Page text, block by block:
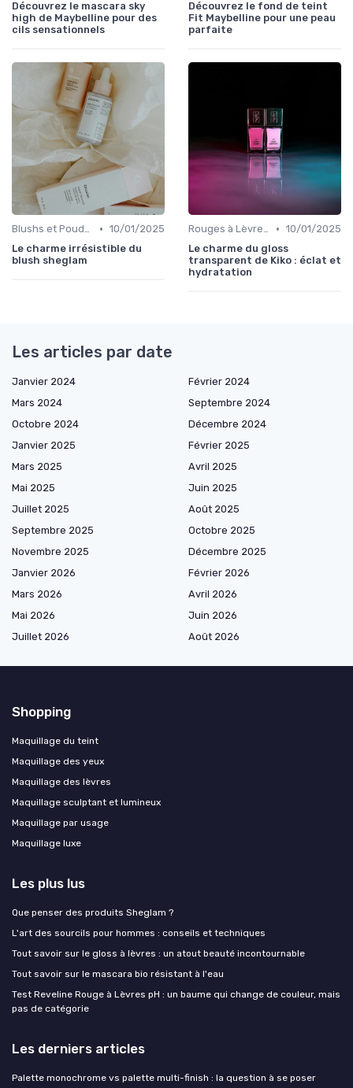
Découvrez le mascara sky
high de Maybelline pour des
cils sensationnels
Découvrez le fond de teint
Fit Maybelline pour une peau
parfaite
Blushs et Poudres • 10/01/2025
Le charme irrésistible du
blush sheglam
Rouges à Lèvres et Gloss • 10/01/2025
Le charme du gloss
transparent de Kiko : éclat et
hydratation
Les articles par date
Janvier 2024
Février 2024
Mars 2024
Septembre 2024
Octobre 2024
Décembre 2024
Janvier 2025
Février 2025
Mars 2025
Avril 2025
Mai 2025
Juin 2025
Juillet 2025
Août 2025
Septembre 2025
Octobre 2025
Novembre 2025
Décembre 2025
Janvier 2026
Février 2026
Mars 2026
Avril 2026
Mai 2026
Juin 2026
Juillet 2026
Août 2026
Shopping
Maquillage du teint
Maquillage des yeux
Maquillage des lèvres
Maquillage sculptant et lumineux
Maquillage par usage
Maquillage luxe
Les plus lus
Que penser des produits Sheglam ?
L'art des sourcils pour hommes : conseils et techniques
Tout savoir sur le gloss à lèvres : un atout beauté incontournable
Tout savoir sur le mascara bio résistant à l'eau
Test Reveline Rouge à Lèvres pH : un baume qui change de couleur, mais
pas de catégorie
Les derniers articles
Palette monochrome vs palette multi-finish : la question à se poser